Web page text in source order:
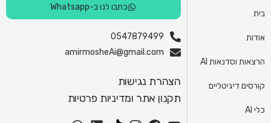
בית
אודות
הרצאות וסדנאות AI
קורסים דיגיטליים
כלי AI
כתבו לנו ב-Whatsapp
0547879499
amirmosheAi@gmail.com
הצהרת נגישות
תקנון אתר ומדיניות פרטיות